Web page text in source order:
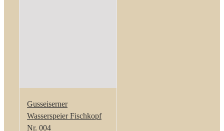
Gusseiserner
Wasserspeier Fischkopf
Nr. 004